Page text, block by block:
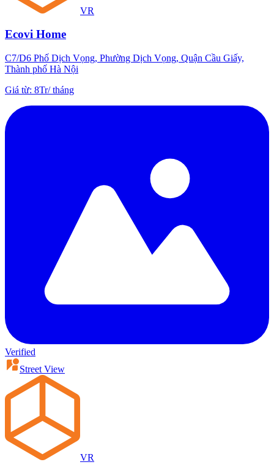
VR
Ecovi Home
C7/D6 Phố Dịch Vọng, Phường Dịch Vọng, Quận Cầu Giấy,
Thành phố Hà Nội
Giá từ: 8Tr/tháng
Verified
Street View
VR